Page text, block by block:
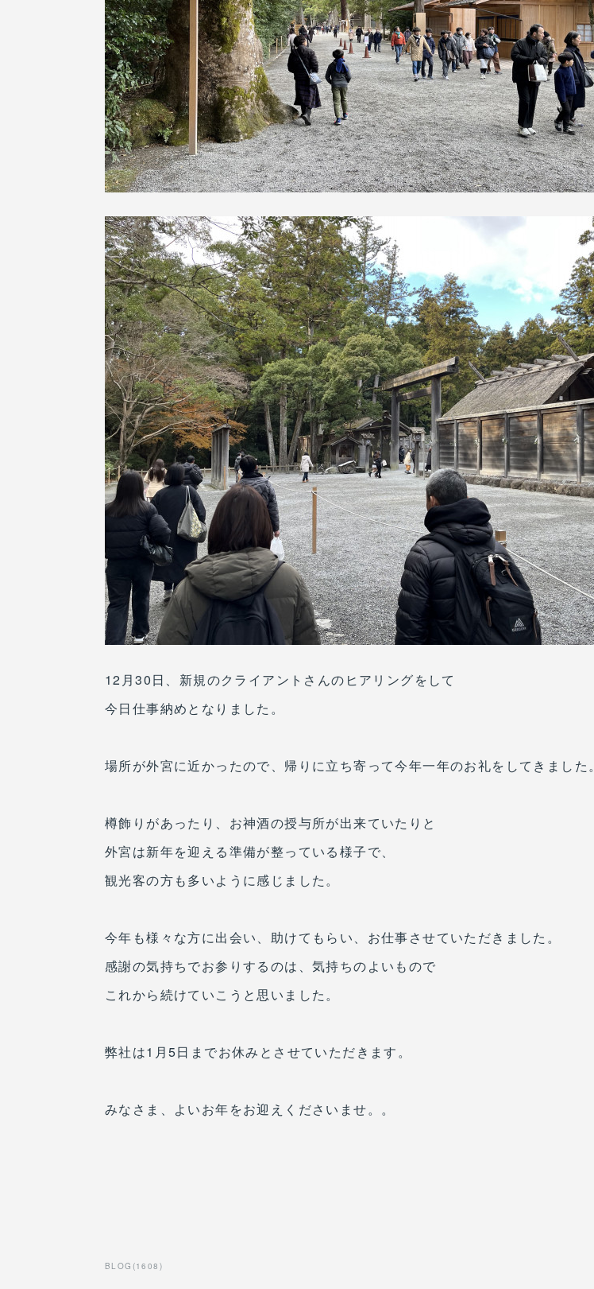
12月30日、新規のクライアントさんのヒアリングをして
今日仕事納めとなりました。
場所が外宮に近かったので、帰りに立ち寄って今年一年のお礼をしてきました。
樽飾りがあったり、お神酒の授与所が出来ていたりと
外宮は新年を迎える準備が整っている様子で、
観光客の方も多いように感じました。
今年も様々な方に出会い、助けてもらい、お仕事させていただきました。
感謝の気持ちでお参りするのは、気持ちのよいもので
これから続けていこうと思いました。
弊社は1月5日までお休みとさせていただきます。
みなさま、よいお年をお迎えくださいませ。。
BLOG (1608 )